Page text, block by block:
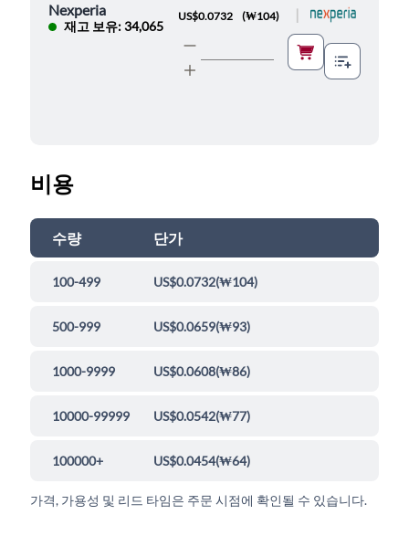
Nexperia
재고 보유: 34,065
US$0.0732 (₩104)
비용
수량 단가
100-499 US$0.0732(₩104)
500-999 US$0.0659(₩93)
1000-9999 US$0.0608(₩86)
10000-99999 US$0.0542(₩77)
100000+ US$0.0454(₩64)
가격, 가용성 및 리드 타임은 주문 시점에 확인될 수 있습니다.